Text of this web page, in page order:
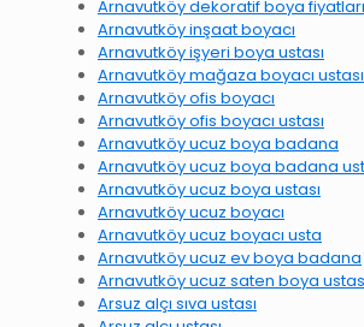
Arnavutköy dekoratif boya fiyatları
Arnavutköy inşaat boyacı
Arnavutköy işyeri boya ustası
Arnavutköy mağaza boyacı ustası
Arnavutköy ofis boyacı
Arnavutköy ofis boyacı ustası
Arnavutköy ucuz boya badana
Arnavutköy ucuz boya badana
Arnavutköy ucuz boya ustası
Arnavutköy ucuz boyacı
Arnavutköy ucuz boyacı usta
Arnavutköy ucuz ev boya badana
Arnavutköy ucuz saten boya
Arsuz alçı sıva ustası